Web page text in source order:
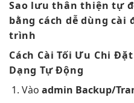
Sao lưuthân thiện tự
bằng cáchdễ dùng cài
trình
Cách CàiTối Ưu Chi Đặt
Dạng Tự Động
Vào admin Backup/